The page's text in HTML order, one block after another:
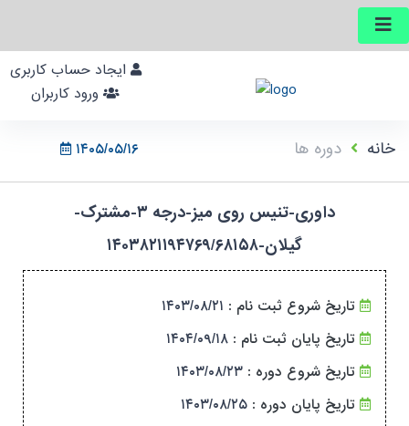
۱۴۰۵/۰۵/۱۶ خانه دوره ها
داوری-تنیس روی میز-درجه ۳-مشترک-
گیلان-۱۴۰۳۸۲۱۱۹۴۷۶۹/۶۸۱۵۸
تاریخ شروع ثبت نام : ۱۴۰۳/۰۸/۲۱
تاریخ پایان ثبت نام : ۱۴۰۴/۰۹/۱۸
تاریخ شروع دوره : ۱۴۰۳/۰۸/۲۳
تاریخ پایان دوره : ۱۴۰۳/۰۸/۲۵